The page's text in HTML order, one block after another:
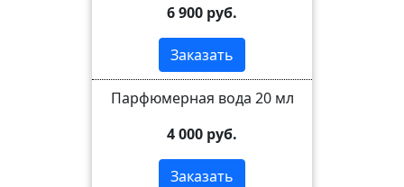
6 900 руб.
Заказать
Парфюмерная вода 20 мл
4 000 руб.
Заказать